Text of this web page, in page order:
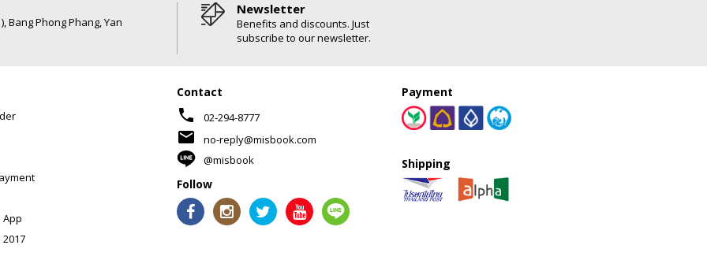
Bang Phong Phang, Yan
Newsletter
Benefits and discounts. Just
subscribe to our newsletter.
Contact
phone 02-294-8777
mail
no-reply@misbook.com
@misbook
Follow
Payment
Shipping